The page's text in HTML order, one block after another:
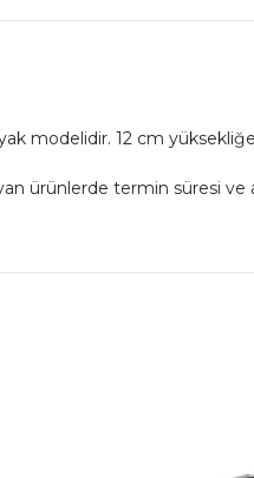
modelidir. 12 cm
ürünlerde termin süresi ve